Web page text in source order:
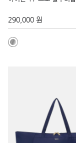
290,000 원